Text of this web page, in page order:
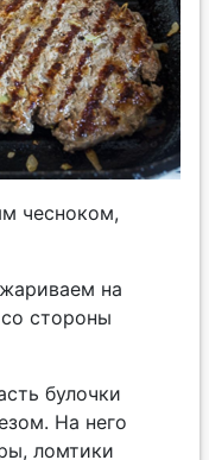
чесноком,
на
стороны
булочки
На него
ломтики